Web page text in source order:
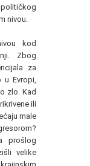
nivou.
kod
Zbog
za
u Evropi,
zlo. Kad
ili
male
prošlog
velike